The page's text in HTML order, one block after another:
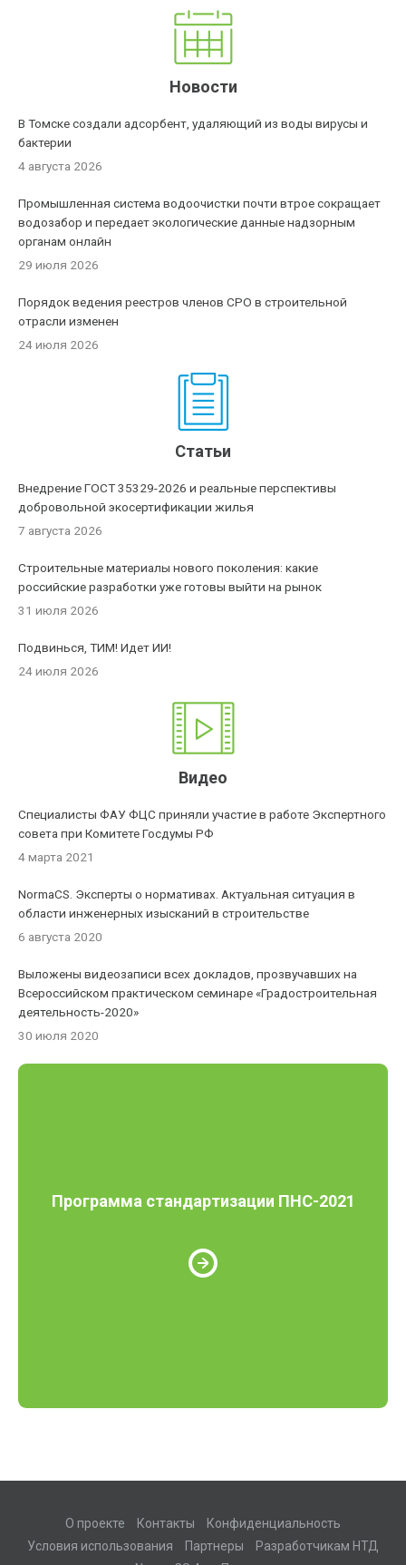
Новости
В Томске создали адсорбент, удаляющий из воды вирусы и
бактерии
4 августа 2026
Промышленная система водоочистки почти втрое сокращает
водозабор и передает экологические данные надзорным
органам онлайн
29 июля 2026
Порядок ведения реестров членов СРО в строительной
отрасли изменен
24 июля 2026
Статьи
Внедрение ГОСТ 35329-2026 и реальные перспективы
добровольной экосертификации жилья
7 августа 2026
Строительные материалы нового поколения: какие
российские разработки уже готовы выйти на рынок
31 июля 2026
Подвинься, ТИМ! Идет ИИ!
24 июля 2026
Видео
Специалисты ФАУ ФЦС приняли участие в работе Экспертного
совета при Комитете Госдумы РФ
4 марта 2021
NormaCS. Эксперты о нормативах. Актуальная ситуация в
области инженерных изысканий в строительстве
6 августа 2020
Выложены видеозаписи всех докладов, прозвучавших на
Всероссийском практическом семинаре «Градостроительная
деятельность-2020»
30 июля 2020
Программа стандартизации ПНС-2021
О проекте Контакты
Конфиденциальность
Условия использования
Партнеры
Разработчикам НТД